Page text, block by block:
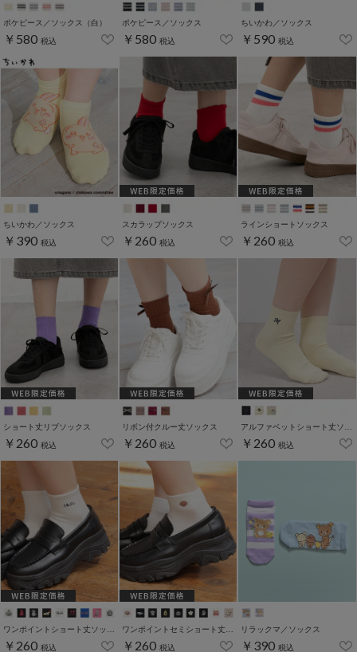
ポケピース／ソックス（白）
￥580 税込
ポケピース／ソックス
￥580 税込
ちいかわ／ソックス
￥590 税込
ちいかわ／ソックス
￥390 税込
スカラップソックス
￥260 税込
ラインショートソックス
￥260 税込
ショート丈リブソックス
￥260 税込
リボン付クルー丈ソックス
￥260 税込 ￥260 税込
￥260 税込 ￥260 税込
リラックマ／ソックス
￥390 税込